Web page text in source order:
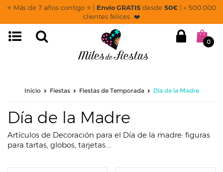
⭐ Más de 7 años contigo ⭐ | Envío GRATIS desde 50€ | + 500.000
clientes felices ❤️
0
page: listado
Inicio Fiestas Fiestas de Temporada Día de la Madre
Día de la Madre
Artículos de Decoración para el Día de la madre: figuras
para tartas, globos, tarjetas....